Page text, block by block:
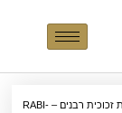
/ תמונות זכוכית רבנים – RABI-